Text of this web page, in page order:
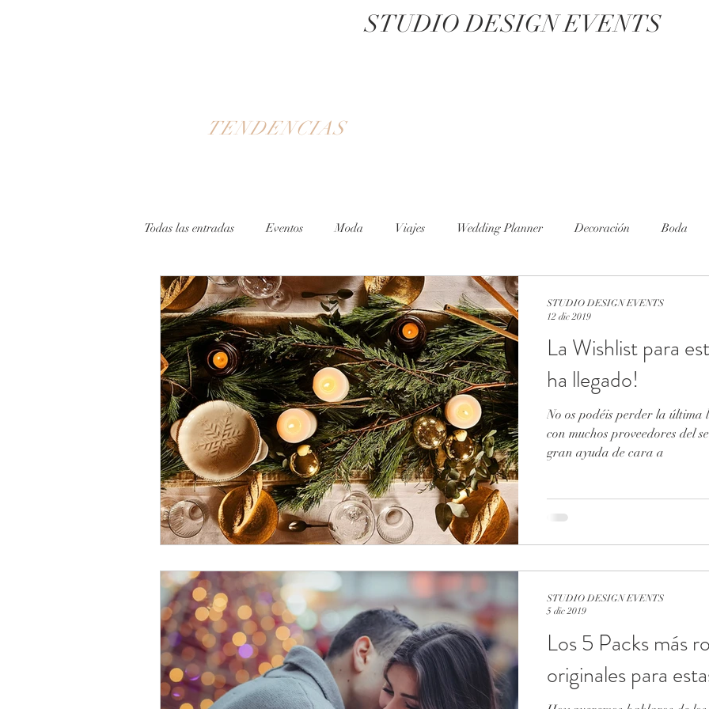
STUDIO DESIGN EVENTS
TENDENCIAS
Todas las entradas Eventos Moda Viajes Wedding Planner Decoración Boda
La Wishlist para
ha llegado!
No os podéis perder la última
con muchos proveedores del
gran ayuda de cara a
STUDIO DESIGN EVENTS
12 dic 2019
Los 5 Packs más
originales para
STUDIO DESIGN EVENTS
5 dic 2019